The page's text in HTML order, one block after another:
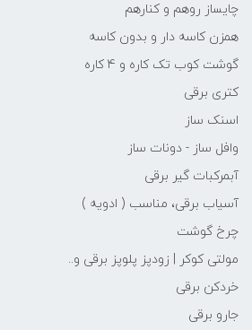
چایساز روهم و کنارهم
همزن کاسه دار و بدون کاسه
گوشت کوب تک کاره و 4 کاره
کتری برقی
اسنک ساز
وافل ساز - دونات ساز
آبمرکبات گیر برقی
آسیاب برقی، مناسب ( ادویه )
چرخ گوشت
مولتی کوکر | زودپز پلوپز برقی و..
خردکن برقی
جارو برقی